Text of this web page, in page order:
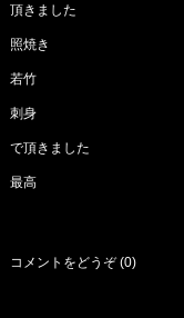
頂きました
照焼き
若竹
刺身
で頂きました
最高
コメントをどうぞ (0)